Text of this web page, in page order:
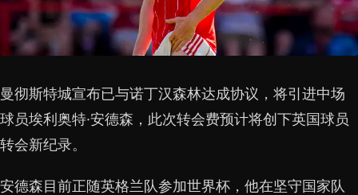
曼彻斯特城宣布已与诺丁汉森林达成协议，将引进中场
球员埃利奥特·安德森，此次转会费预计将创下英国球员
转会新纪录。
安德森目前正随英格兰队参加世界杯，他在坚守国家队